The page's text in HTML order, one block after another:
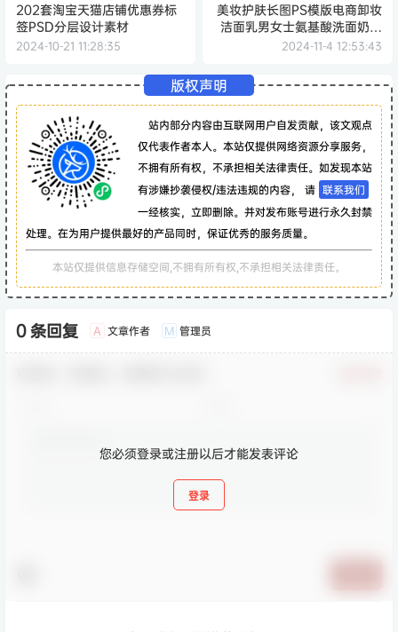
202套淘宝天猫店铺优惠券标
签PSD分层设计素材
2024-10-21 11:28:35
美妆护肤长图PS模版电商卸妆
洁面乳男女士氨基酸洗面奶详
情页设计素材20套
2024-11-4 12:53:43
版权声明
站内部分内容由互联网用户自发贡献，该文观点
仅代表作者本人。本站仅提供网络资源分享服务，
不拥有所有权，不承担相关法律责任。如发现本站
有涉嫌抄袭侵权/违法违规的内容， 请 联系我们
一经核实，立即删除。并对发布账号进行永久封禁
处理。在为用户提供最好的产品同时，保证优秀的服务质量。
本站仅提供信息存储空间,不拥有所有权,不承担相关法律责任。
0 条回复 A 文章作者 M 管理员
您必须登录或注册以后才能发表评论
登录